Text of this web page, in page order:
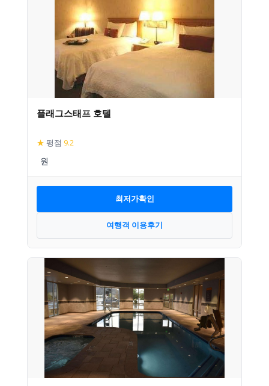
플래그스태프 호텔
★ 평점 9.2
최저가확인
여행객 이용후기